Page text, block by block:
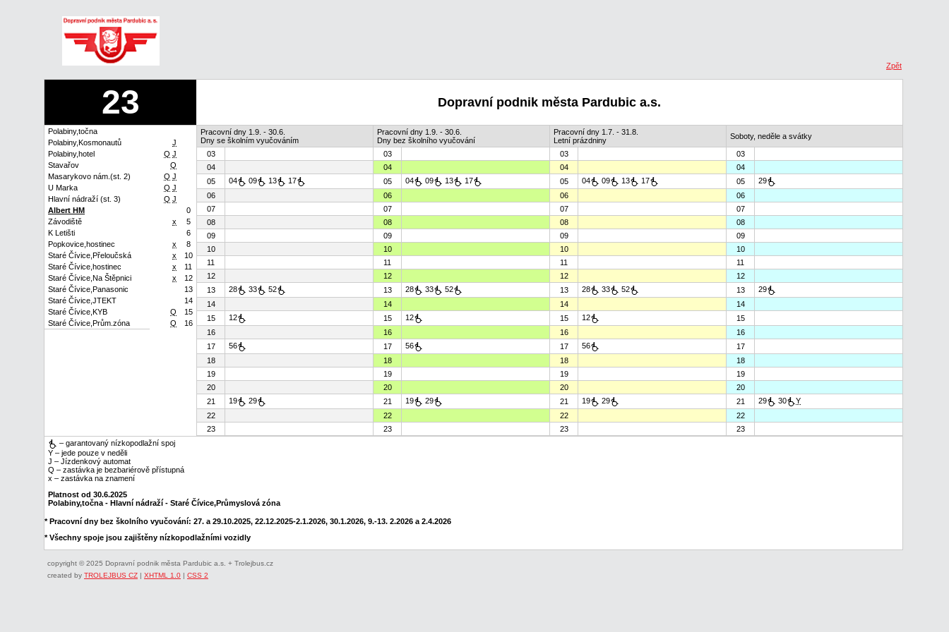
Zpět
23 Dopravní podnik města Pardubic a.s.
Polabiny,točna
Polabiny,Kosmonautů
J
Polabiny,hotel
Q J
Stavařov
Q
Masarykovo nám.(st. 2)
Q J
U Marka
Q J
Hlavní nádraží (st. 3)
Q J
Albert HM
0
Závodiště
x
5
K Letišti
6
Popkovice,hostinec
x
8
Staré Čívice,Přeloučská
x
10
Staré Čívice,hostinec
x
11
Staré Čívice,Na Štěpnici
x
12
Staré Čívice,Panasonic
13
Staré Čívice,JTEKT
14
Staré Čívice,KYB
Q
15
Staré Čívice,Prům.zóna
Q 16
Pracovní dny 1.9. - 30.6.
Dny se školním vyučováním
Pracovní dny 1.9. - 30.6.
Dny bez školního vyučování
Pracovní dny 1.7. - 31.8.
Letní prázdniny
Soboty, neděle a svátky
03 03 03
03
04
04 04
04
05
04 09 13 17 05 04 09 13 17 05 04 09 13 17 05
29
06
06 06
06
07
07 07
07
08
08 08
08
09
09 09
09
10
10 10
10
11
11 11
11
12
12 12
12
13
28 33 52 13 28 33 52 13 28 33 52 13
29
14
14 14
14
15
12 15 12 15 12
15
16
16 16
16
17
56 17 56 17 56
17
18
18 18
18
19
19 19
19
20
20 20
20
21
19 29 21 19 29 21 19 29 21 29 30
Y
22
22 22
22
23
23 23
23
– garantovaný nízkopodlažní spoj
Y – jede pouze v neděli
J – Jízdenkový automat
Q – zastávka je bezbariérově přístupná
x – zastávka na znamení
Platnost od 30.6.2025
Polabiny,točna - Hlavní nádraží - Staré Čívice,Průmyslová zóna
* Pracovní dny bez školního vyučování: 27. a 29.10.2025, 22.12.2025-2.1.2026, 30.1.2026, 9.-13. 2.2026 a 2.4.2026
* Všechny spoje jsou zajištěny nízkopodlažními vozidly
copyright © 2025 Dopravní podnik města Pardubic a.s. + Trolejbus.cz
created by TROLEJBUS CZ | XHTML 1.0 | CSS 2